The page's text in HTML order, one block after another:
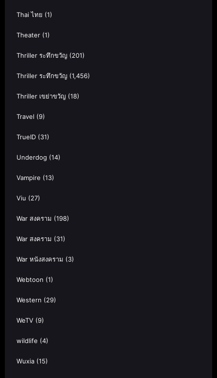
Thai ไทย (1)
Theater (1)
Thriller ระทึกขวัญ (201)
Thriller ระทึกขวัญ (1,456)
Thriller เขย่าขวัญ (18)
Travel (9)
TrueID (31)
Underdog (14)
Vampire (13)
Viu (27)
War สงคราม (198)
War สงคราม (31)
War หนังสงคราม (3)
Webtoon (1)
Western (29)
WeTV (9)
wildlife (4)
Wuxia (15)